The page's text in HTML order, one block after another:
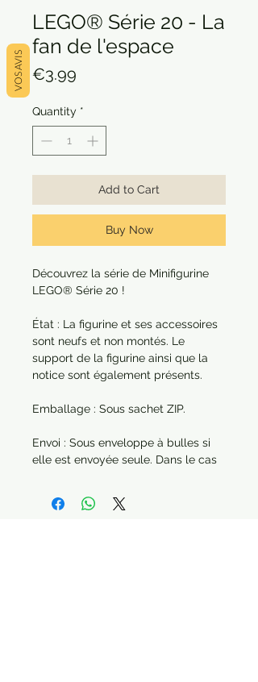
LEGO® Série 20 - La
fan de l'espace
€3.99
Quantity *
Add to Cart
Buy Now
Découvrez la série de Minifigurine
LEGO® Série 20 !
État : La figurine et ses accessoires
sont neufs et non montés. Le
support de la figurine ainsi que la
notice sont également présents.
Emballage : Sous sachet ZIP.
Envoi : Sous enveloppe à bulles si
elle est envoyée seule. Dans le cas
protégé séparément.
VOS AVIS